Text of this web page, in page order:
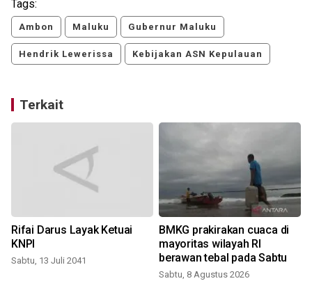
Tags:
Ambon Maluku Gubernur Maluku
Hendrik Lewerissa Kebijakan ASN Kepulauan
Terkait
Rifai Darus Layak Ketuai
KNPI
Sabtu, 13 Juli 2041
BMKG prakirakan cuaca di
mayoritas wilayah RI
berawan tebal pada Sabtu
Sabtu, 8 Agustus 2026